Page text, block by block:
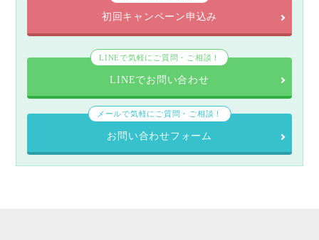
初回キャンペーン申込み
LINEで気軽にご質問・ご相談！
LINEでお問い合わせ
メールで気軽にご質問・ご相談！
お問い合わせフォーム